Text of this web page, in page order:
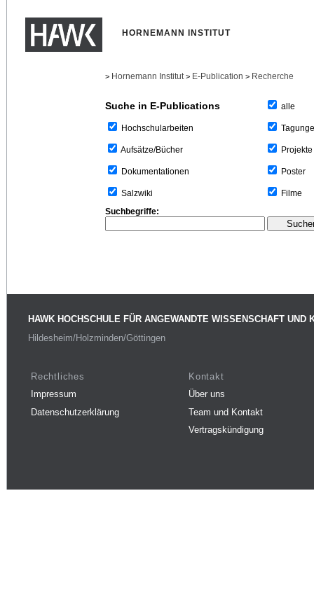
HORNEMANN INSTITUT
> Hornemann Institut > E-Publication > Recherche
Suche in E-Publications
Hochschularbeiten
Aufsätze/Bücher
Dokumentationen
Salzwiki
alle
Projekte
Poster
Filme
Suchbegriffe:
HAWK HOCHSCHULE FÜR ANGEWANDTE WISSENSCHAFT UND
Hildesheim/Holzminden/Göttingen
Rechtliches
Impressum
Datenschutzerklärung
Kontakt
Über uns
Team und Kontakt
Vertragskündigung